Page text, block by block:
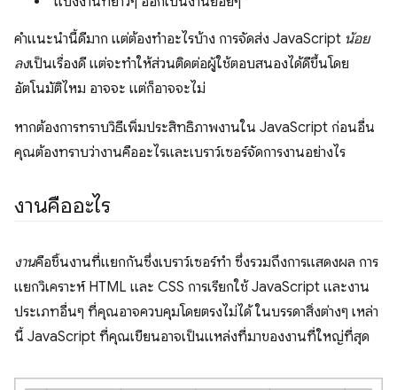
คำแนะนำนี้ดีมาก แต่ต้องทำอะไรบ้าง การจัดส่ง JavaScript น้อย
ลงเป็นเรื่องดี แต่จะทำให้ส่วนติดต่อผู้ใช้ตอบสนองได้ดีขึ้นโดย
อัตโนมัติไหม อาจจะ แต่ก็อาจจะไม่
หากต้องการทราบวิธีเพิ่มประสิทธิภาพงานใน JavaScript ก่อนอื่น
คุณต้องทราบว่างานคืออะไรและเบราว์เซอร์จัดการงานอย่างไร
งานคืออะไร
งานคือชิ้นงานที่แยกกันซึ่งเบราว์เซอร์ทำ ซึ่งรวมถึงการแสดงผล การ
แยกวิเคราะห์ HTML และ CSS การเรียกใช้ JavaScript และงาน
ประเภทอื่นๆ ที่คุณอาจควบคุมโดยตรงไม่ได้ ในบรรดาสิ่งต่างๆ เหล่า
นี้ JavaScript ที่คุณเขียนอาจเป็นแหล่งที่มาของงานที่ใหญ่ที่สุด